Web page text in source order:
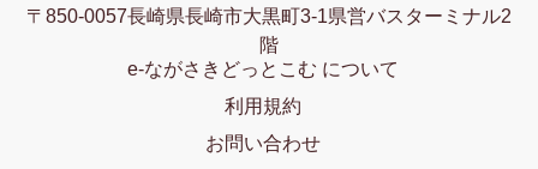
〒850-0057長崎県長崎市大黒町3-1県営バスターミナル2
階
e-ながさきどっとこむ について
利用規約
お問い合わせ